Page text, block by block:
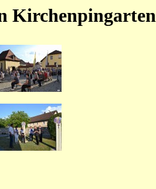
Kirchenpingarten